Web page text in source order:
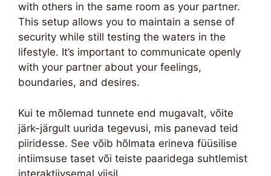
with others in the same room as your partner.
This setup allows you to maintain a sense of
security while still testing the waters in the
lifestyle. It’s important to communicate openly
with your partner about your feelings,
boundaries, and desires.
Kui te mõlemad tunnete end mugavalt, võite
järk-järgult uurida tegevusi, mis panevad teid
piiridesse. See võib hõlmata erineva füüsilise
intiimsuse taset või teiste paaridega suhtlemist
interaktiivsemal viisil.